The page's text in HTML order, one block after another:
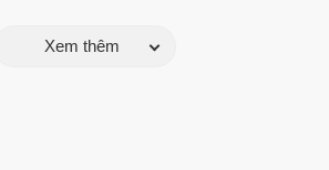
Xem thêm